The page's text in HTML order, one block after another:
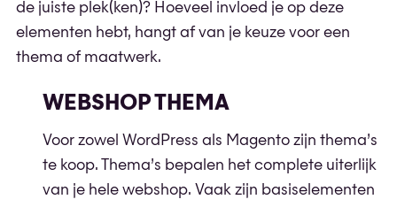
de juiste plek(ken)? Hoeveel invloed je op deze
elementen hebt, hangt af van je keuze voor een
thema of maatwerk.
WEBSHOP THEMA
Voor zowel WordPress als Magento zijn thema’s
te koop. Thema’s bepalen het complete uiterlijk
van je hele webshop. Vaak zijn basiselementen